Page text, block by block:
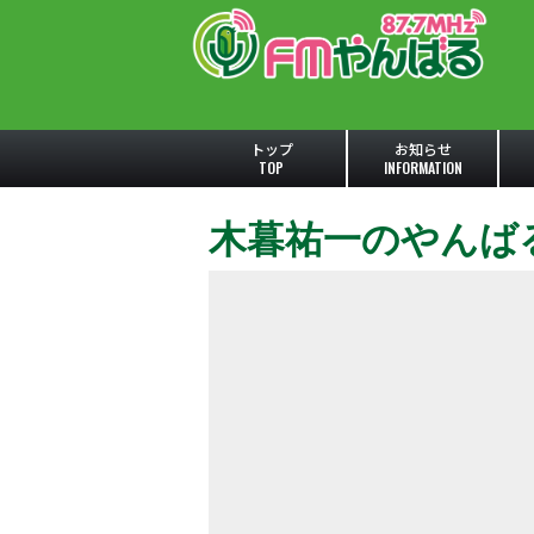
トップ
TOP
お知らせ
INFORMATION
木暮祐一のやんば